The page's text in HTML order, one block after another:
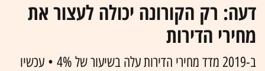
דעה: רק הקורונה יכולה לעצור את
מחירי הדירות
ב-2019 מדד מחירי הדירות עלה בשיעור של 4% • עכשיו